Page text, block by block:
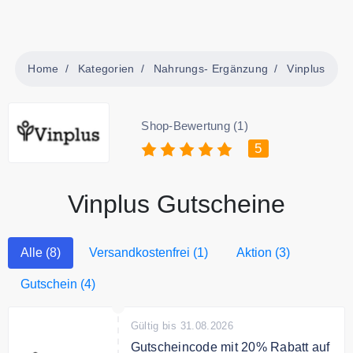
Home Kategorien Nahrungs- Ergänzung Vinplus
Shop-Bewertung (1)
5
Vinplus Gutscheine
Alle (8) Versandkostenfrei (1) Aktion (3)
Gutschein (4)
Gültig bis 31.08.2026
Gutscheincode mit 20% Rabatt auf